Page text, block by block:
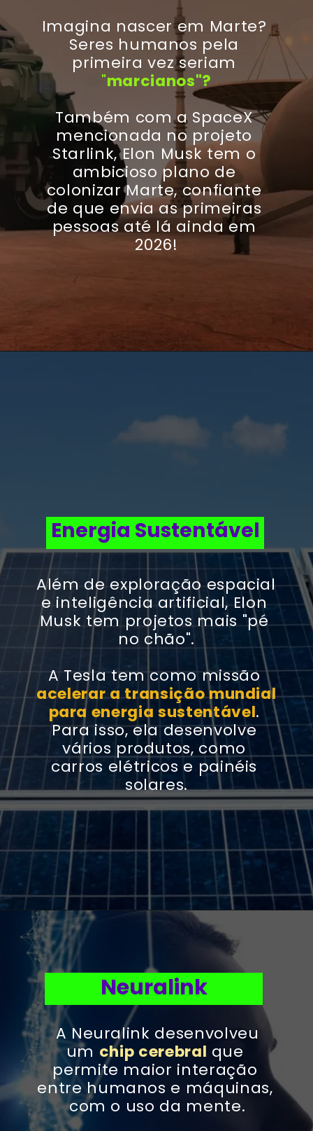
Imagina nascer em Marte?
Seres humanos pela
primeira vez seriam
"marcianos"?
Também com a SpaceX
mencionada no projeto
Starlink, Elon Musk tem o
ambicioso plano de
colonizar Marte, confiante
de que envia as primeiras
pessoas até lá ainda em
2026!
Energia Sustentável
Além de exploração espacial
e inteligência artificial, Elon
Musk tem projetos mais "pé
no chão".
A Tesla tem como missão
acelerar a transição mundial
para energia sustentável.
Para isso, ela desenvolve
vários produtos, como
carros elétricos e painéis
solares.
Neuralink
A Neuralink desenvolveu
um chip cerebral que
permite maior interação
entre humanos e máquinas,
com o uso da mente.